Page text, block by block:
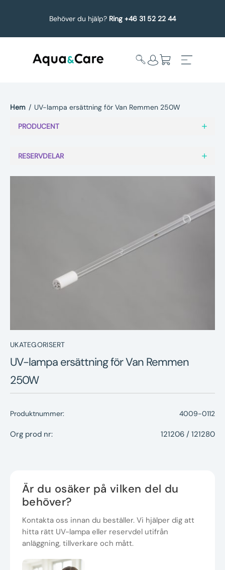
Behöver du hjälp? Ring +46 31 52 22 44
undermeny
Service
Underhållstips
Hem / UV-lampa ersättning för Van Remmen 250W
PRODUCENT
RESERVDELAR
UKATEGORISERT
UV-lampa ersättning för Van Remmen
250W
Produktnummer: 4009-0112
Org prod nr: 121206 / 121280
Är du osäker på vilken del du
behöver?
Kontakta oss innan du beställer. Vi hjälper dig att
hitta rätt UV-lampa eller reservdel utifrån
anläggning, tillverkare och mått.